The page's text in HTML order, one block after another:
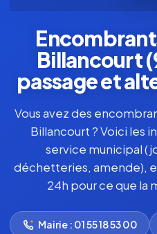
Billancourt
passage et
Vous avez des
Billancourt ? Voici les
service municipal
déchetteries, amende),
24h pour ce que la
Mairie : 01 55 18 53 00